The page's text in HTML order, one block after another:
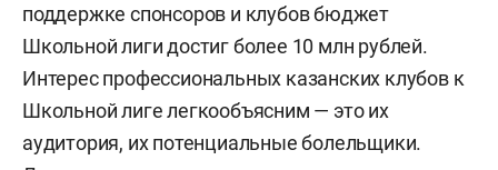
поддержке спонсоров и клубов бюджет
Школьной лиги достиг более 10 млн рублей.
Интерес профессиональных казанских клубов к
Школьной лиге легкообъясним — это их
аудитория, их потенциальные болельщики.